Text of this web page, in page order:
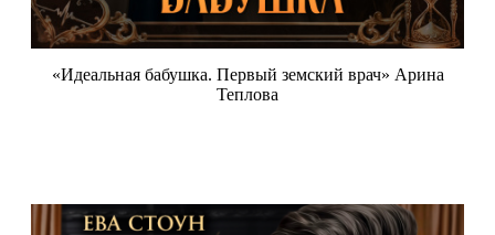
«Идеальная бабушка. Первый земский врач» Арина
Теплова